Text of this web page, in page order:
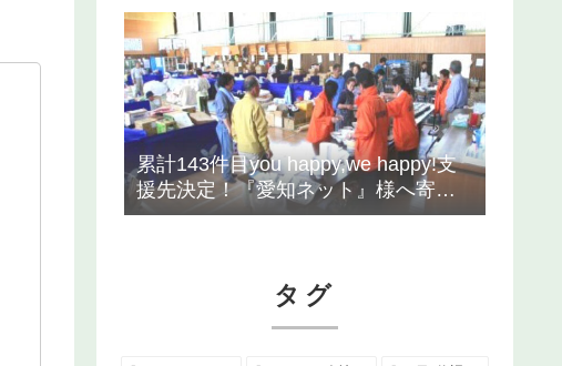
累計143件目you happy,we happy!支
援先決定！『愛知ネット』様へ寄付
支援を行いました！
タグ